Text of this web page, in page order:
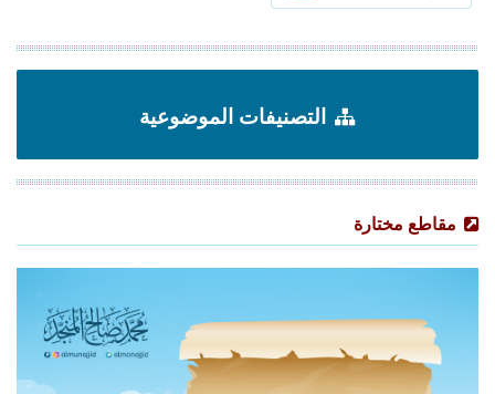
التصنيفات الموضوعية
مقاطع مختارة